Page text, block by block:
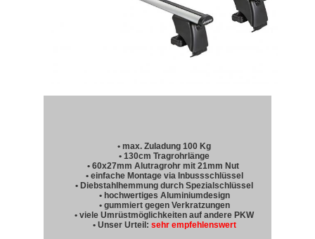
• max. Zuladung 100 Kg
• 130cm Tragrohrlänge
• 60x27mm Alutragrohr mit 21mm Nut
• einfache Montage via Inbussschlüssel
• Diebstahlhemmung durch Spezialschlüssel
• hochwertiges Aluminiumdesign
• gummiert gegen Verkratzungen
• viele Umrüstmöglichkeiten auf andere PKW
• Unser Urteil: sehr empfehlenswert